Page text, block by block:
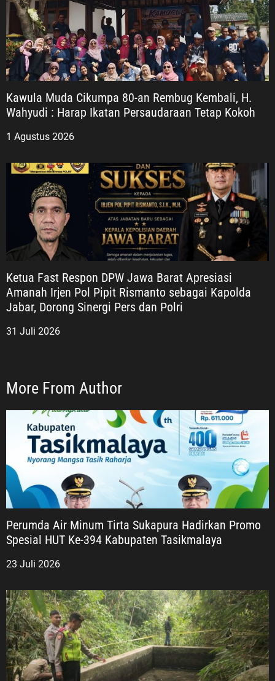
Kawula Muda Cikumpa 80-an Rembug Kembali, H.
Wahyudi : Harap Ikatan Persaudaraan Tetap Kokoh
1 Agustus 2026
Ketua Fast Respon DPW Jawa Barat Apresiasi
Amanah Irjen Pol Pipit Rismanto sebagai Kapolda
Jabar, Dorong Sinergi Pers dan Polri
31 Juli 2026
More From Author
Perumda Air Minum Tirta Sukapura Hadirkan Promo
Spesial HUT Ke-394 Kabupaten Tasikmalaya
23 Juli 2026